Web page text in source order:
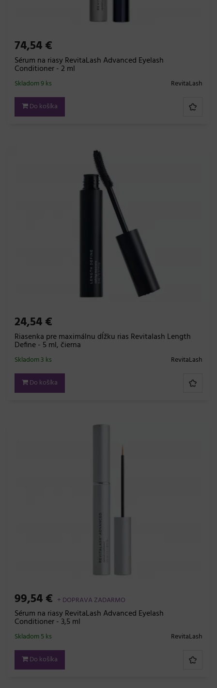
74,54 €
Sérum na riasy RevitaLash Advanced Eyelash
Conditioner - 2 ml
RevitaLash
Skladom 9 ks
Do košíka
24,54 €
Riasenka pre maximálnu dĺžku rias Revitalash Length
Define - 5 ml, čierna
RevitaLash
Skladom 3 ks
Do košíka
99,54 € + DOPRAVA ZADARMO
Sérum na riasy RevitaLash Advanced Eyelash
Conditioner - 3,5 ml
RevitaLash
Skladom 5 ks
Do košíka